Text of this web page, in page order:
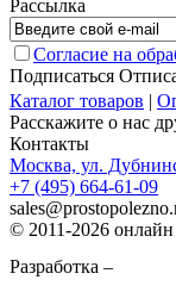
Рассылка
Согласие на
Подписаться
Каталог товаров |
Расскажите о нас
Контакты
Москва, ул.
+7 (495) 664-61-09
sales@
© 2011-2026 онлайн
Разработка –